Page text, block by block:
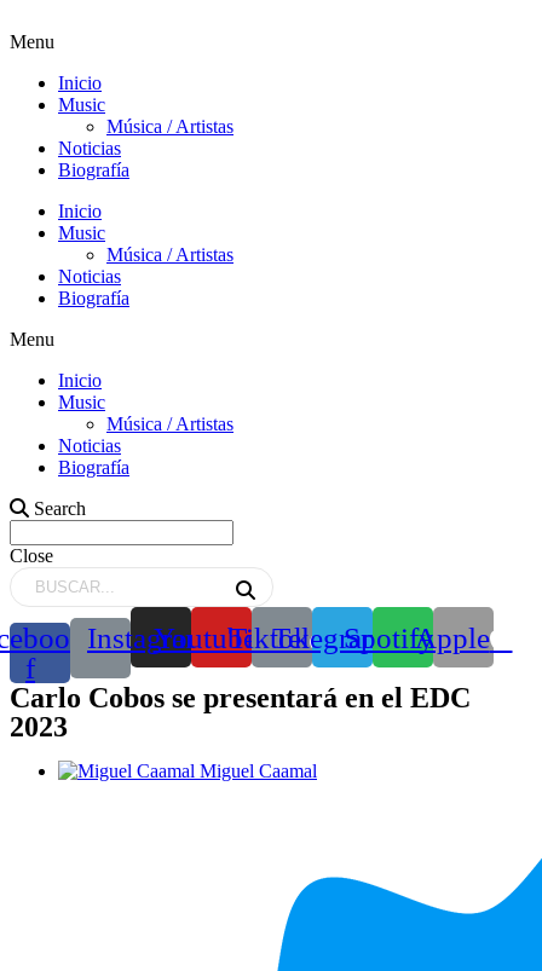
Menu
Inicio
Music
Música / Artistas
Noticias
Biografía
Inicio
Music
Música / Artistas
Noticias
Biografía
Menu
Inicio
Music
Música / Artistas
Noticias
Biografía
Search
Close
f
Instagram
YoutubeTiktokTelegramSpotifyApple
Carlo Cobos se presentará en el EDC
2023
Miguel Caamal